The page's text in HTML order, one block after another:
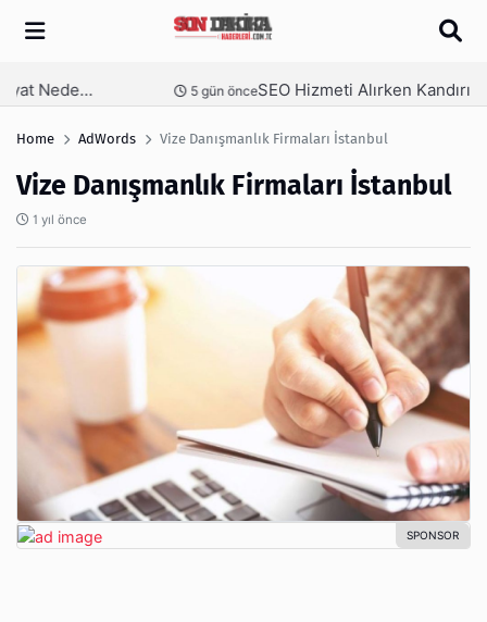
Arama
SEO Hizmeti Alırken Kandırılmamak İçin Bilinmesi Gerekenler 6 gün önce
Home AdWords Vize Danışmanlık Firmaları İstanbul
Vize Danışmanlık Firmaları İstanbul
1 yıl önce